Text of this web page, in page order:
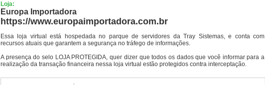
Loja:
Europa Importadora
https://www.europaimportadora.com.br
Essa loja virtual está hospedada no parque de servidores da Tray Sistemas, e conta com
recursos atuais que garantem a segurança no tráfego de informações.
A presença do selo LOJA PROTEGIDA, quer dizer que todos os dados que você informar para a
realização da transação financeira nessa loja virtual estão protegidos contra interceptação.